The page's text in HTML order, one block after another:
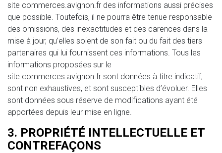
site commerces.avignon.fr des informations aussi précises
que possible. Toutefois, il ne pourra être tenue responsable
des omissions, des inexactitudes et des carences dans la
mise à jour, qu’elles soient de son fait ou du fait des tiers
partenaires qui lui fournissent ces informations. Tous les
informations proposées sur le
site commerces.avignon.fr sont données à titre indicatif,
sont non exhaustives, et sont susceptibles d’évoluer. Elles
sont données sous réserve de modifications ayant été
apportées depuis leur mise en ligne.
3. PROPRIÉTÉ INTELLECTUELLE ET
CONTREFAÇONS